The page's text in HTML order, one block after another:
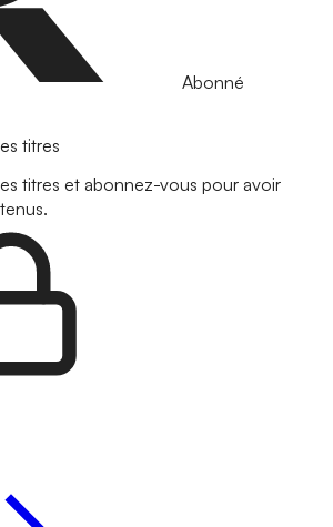
Abonné
titres
titres et abonnez-vous pour avoir